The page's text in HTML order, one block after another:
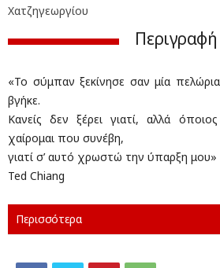
Χατζηγεωργίου
Περιγραφή
«Το σύμπαν ξεκίνησε σαν μία
βγήκε.
Κανείς δεν ξέρει γιατί, αλλά
χαίρομαι που συνέβη,
γιατί σ’ αυτό χρωστώ την ύπαρξη μου»
Ted Chiang
Περισσότερα